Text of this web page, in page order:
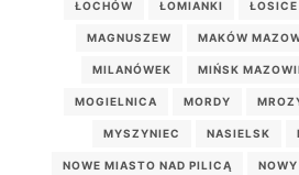
ŁOCHÓW ŁOMIANKI ŁOSICE
MAGNUSZEW MAKÓW
MILANÓWEK MIŃSK
MOGIELNICA MORDY
MYSZYNIEC NASIELSK
NOWE MIASTO NAD PILICĄ